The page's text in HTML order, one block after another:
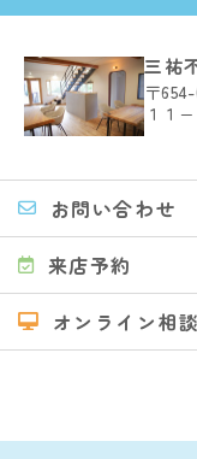
三祐
〒
１１−
お問い合わせ
来店予約
オンライン相談